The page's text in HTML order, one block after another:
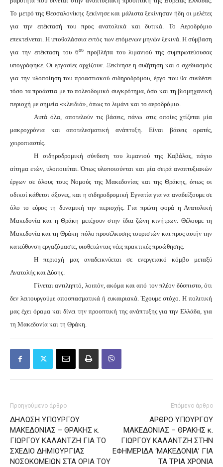
Το μετρό της Θεσσαλονίκης ξεκίνησε και μάλιστα ξεκίνησαν ήδη οι μελέτες
για την επέκτασή του προς ανατολικά και δυτικά. Το Αεροδρόμιο
επεκτείνεται. Η υποθαλάσσια εντός των επόμενων μηνών ξεκινά. Η σύμβαση
για την επέκταση του 6ουπροβλήτα του λιμανιού της συμπρωτεύουσας
υπογράφηκε. Οι εργασίες αρχίζουν. Ξεκίνησε η συζήτηση και ο σχεδιασμός
για την υλοποίηση του προαστιακού σιδηροδρόμου, έργο που θα συνδέσει
τόσο τα προάστια με το πολεοδομικό συγκρότημα, όσο και τη βιομηχανική
περιοχή με σημεία «κλειδιά», όπως το λιμάνι και το αεροδρόμιο.
Αυτά όλα, αποτελούν τις βάσεις, πάνω στις οποίες χτίζεται μία
μακροχρόνια και αποτελεσματική ανάπτυξη. Είναι βάσεις ορατές,
χειροπιαστές.
Η σιδηροδρομική σύνδεση του λιμανιού της Καβάλας, πάγιο
αίτημα ετών, υλοποιείται. Όπως υλοποιούνται και μία σειρά αναπτυξιακών
έργων σε όλους τους Νομούς της Μακεδονίας και της Θράκης, όπως οι
οδικοί κάθετοι άξονες, και η σιδηροδρομική Εγνατία για να αναδείξουμε σε
όλο το εύρος τη δυναμική την περιοχής. Για πρώτη φορά η Ανατολική
Μακεδονία και η Θράκη μετέχουν στην ίδια ζώνη κινήτρων. Θέλουμε τη
Μακεδονία και τη Θράκη πόλο προσέλκυσης τουριστών και προς αυτήν την
κατεύθυνση εργαζόμαστε, υιοθετώντας νέες πρακτικές προώθησης.
Η περιοχή μας αναδεικνύεται σε ενεργειακό κόμβο μεταξύ
Ανατολής και Δύσης.
Γίνεται αντιληπτό, λοιπόν, ακόμα και από τον πλέον δύσπιστο, ότι
δεν λειτουργούμε αποσπασματικά ή ευκαιριακά. Έχουμε στόχο. Η πολιτική
μας έχει όραμα και δίνει την προοπτική της ανάπτυξης για την Ελλάδα, για
τη Μακεδονία και τη Θράκη.
Προηγούμενο άρθρο
ΔΗΛΩΣΗ ΥΠΟΥΡΓΟΥ
ΜΑΚΕΔΟΝΙΑΣ – ΘΡΑΚΗΣ κ.
ΓΙΩΡΓΟΥ ΚΑΛΑΝΤΖΗ ΓΙΑ ΤΟ
ΣΧΕΔΙΟ ΔΗΜΙΟΥΡΓΙΑΣ
ΝΟΣΟΚΟΜΕΙΩΝ ΣΤΑ ΟΡΙΑ ΤΟΥ
Επόμενο άρθρο
ΑΡΘΡΟ ΥΠΟΥΡΓΟΥ
ΜΑΚΕΔΟΝΙΑΣ – ΘΡΑΚΗΣ κ.
ΓΙΩΡΓΟΥ ΚΑΛΑΝΤΖΗ ΣΤΗΝ
ΕΦΗΜΕΡΙΔΑ ‘ΜΑΚΕΔΟΝΙΑ’ ΓΙΑ
ΤΑ ΤΡΙΑ ΧΡΟΝΙΑ